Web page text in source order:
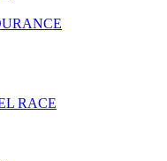
RACE